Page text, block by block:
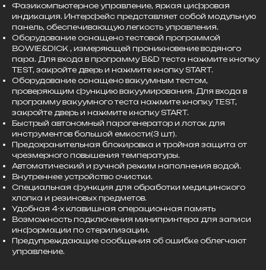
Фазикомпьютерное управление, яркая цифровая
индикация. Интерфейс представляет собой модульную
панель, обеспечивающую легкость управления.
Оборудование оснащено тестовой программой
BOWIE&DICK , измеряющей проникновение водяного
пара. Для входа в программу B&D теста нажмите кнопку
TEST, закройте дверь и нажмите кнопку START.
Оборудование оснащено вакуумным тестом,
проверяющим функцию вакуумирования. Для входа в
программу вакуумного теста нажмите кнопку TEST,
закройте дверь и нажмите кнопку START.
Быстрый автономный парогенератор и лоток для
инструментов большой емкости(3 шт).
Предохранительная блокировка и тройная защита от
чрезмерного повышения температуры.
Автоматический и ручной режим наполнения водой.
Внутреннее устройство очистки.
Специальная функция для обработки медицинского
хлопка и резиновых предметов.
Удобная 4-х клавишная операционная память
Возможность подключения минипринтера для записи
информации по стерилизации.
Предупреждающие сообщения об ошибке облегчают
управление.